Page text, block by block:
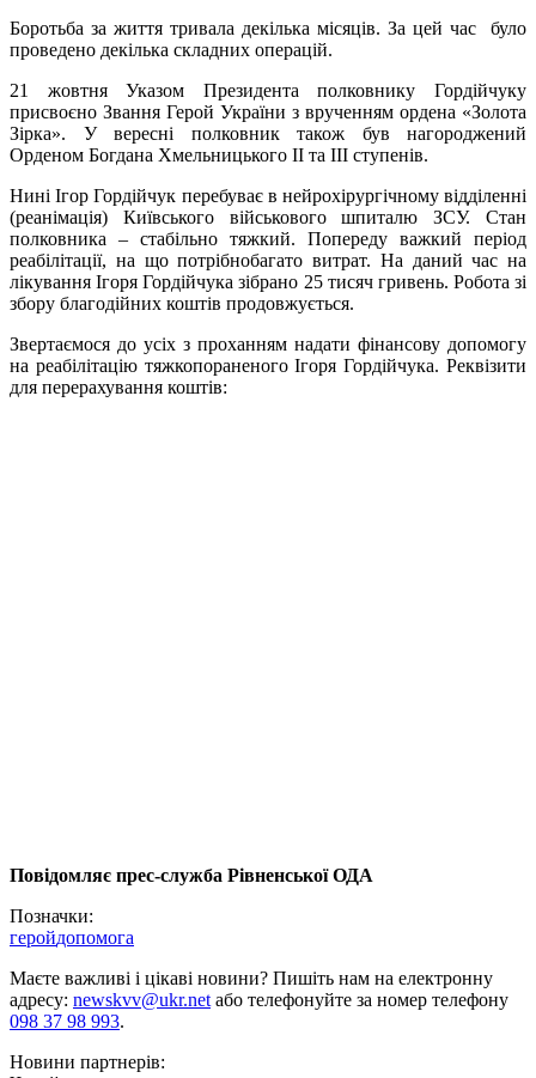
Боротьба за життя тривала декілька місяців. За цей час було
проведено декілька складних операцій.
21 жовтня Указом Президента полковнику Гордійчуку
присвоєно Звання Герой України з врученням ордена «Золота
Зірка».
У вересні полковник також був нагороджений
Орденом Богдана Хмельницького II та III ступенів.
Нині Ігор Гордійчук перебуває в нейрохірургічному відділенні
(реанімація) Київського військового шпиталю ЗСУ. Стан
полковника – стабільно тяжкий. Попереду важкий період
реабілітації, на що потрібнобагато витрат. На даний час на
лікування Ігоря Гордійчука зібрано 25 тисяч гривень. Робота зі
збору благодійних коштів продовжується.
Звертаємося до усіх з проханням надати фінансову допомогу
на реабілітацію тяжкопораненого Ігоря Гордійчука. Реквізити
для перерахування коштів:
Повідомляє прес-служба Рівненської ОДА
Позначки:
геройдопомога
Маєте важливі і цікаві новини? Пишіть нам на електронну
адресу: newskvv@ukr.netабо телефонуйте за номер телефону
098 37 98 993.
Новини партнерів: